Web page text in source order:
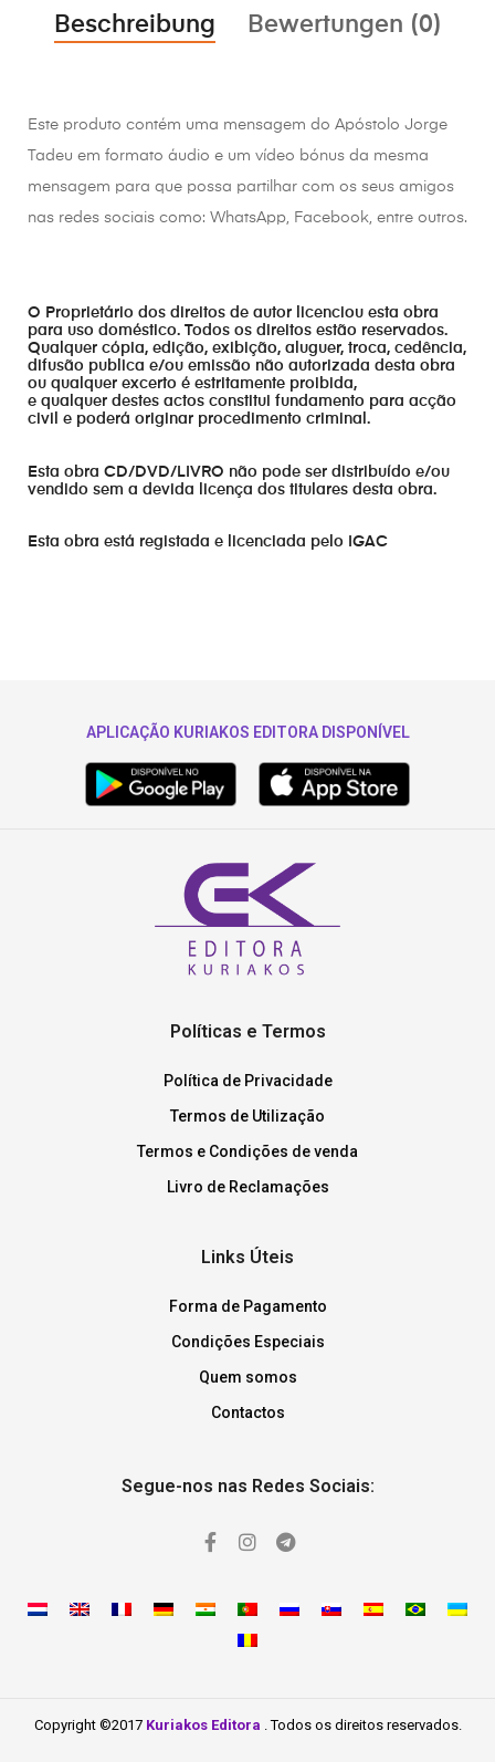
Beschreibung Bewertungen (0)
Este produto contém uma mensagem do Apóstolo Jorge
Tadeu em formato áudio e um vídeo bónus da mesma
mensagem para que possa partilhar com os seus amigos
nas redes sociais como: WhatsApp, Facebook, entre outros.
O Proprietário dos direitos de autor licenciou esta obra
para uso doméstico. Todos os direitos estão reservados.
Qualquer cópia, edição, exibição, aluguer, troca, cedência,
difusão publica e/ou emissão não autorizada desta obra
ou qualquer excerto é estritamente proibida,
e qualquer destes actos constitui fundamento para acção
civil e poderá originar procedimento criminal.
Esta obra CD/DVD/LIVRO não pode ser distribuído e/ou
vendido sem a devida licença dos titulares desta obra.
Esta obra está registada e licenciada pelo IGAC
APLICAÇÃO KURIAKOS EDITORA DISPONÍVEL
Políticas e Termos
Política de Privacidade
Termos de Utilização
Termos e Condições de venda
Livro de Reclamações
Links Úteis
Forma de Pagamento
Condições Especiais
Quem somos
Contactos
Segue-nos nas Redes Sociais:
Copyright ©2017 Kuriakos Editora . Todos os direitos reservados.